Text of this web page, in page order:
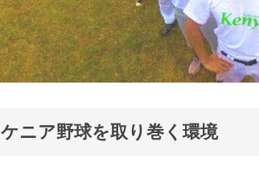
ケニア野球を取り巻く環境